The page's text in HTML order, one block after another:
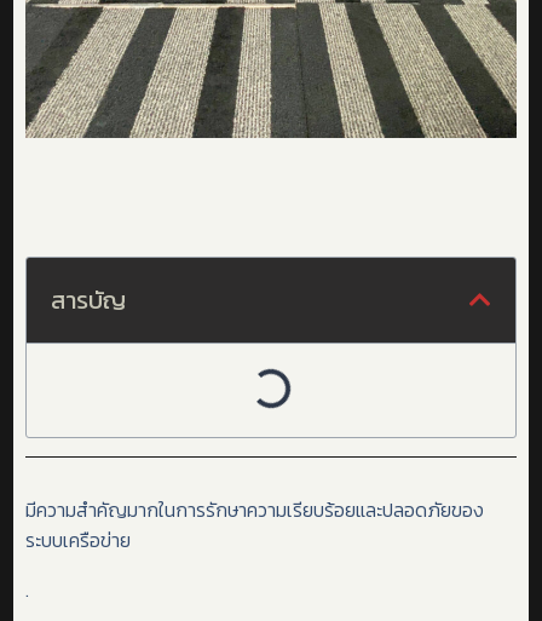
สารบัญ
มีความสำคัญมากในการรักษาความเรียบร้อยและปลอดภัยของ
ระบบเครือข่าย
.